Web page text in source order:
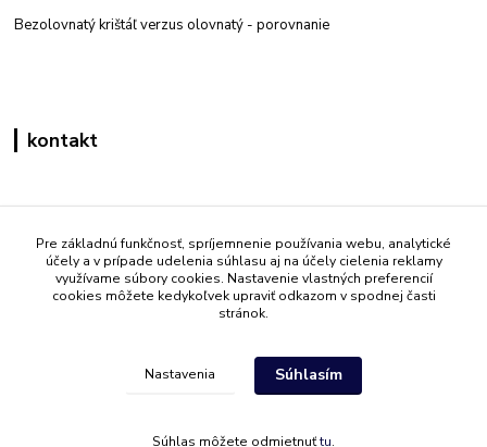
Bezolovnatý krištáľ verzus olovnatý - porovnanie
kontakt
+421 908 861 051
(Po - Pia 7:30-15:30)
info@mati.sk
Pre základnú funkčnosť, spríjemnenie používania webu, analytické
účely a v prípade udelenia súhlasu aj na účely cielenia reklamy
využívame súbory cookies. Nastavenie vlastných preferencií
cookies môžete kedykoľvek upraviť odkazom v spodnej časti
stránok.
Nastavenia Súhlasím
Súhlas môžete odmietnuťtu.